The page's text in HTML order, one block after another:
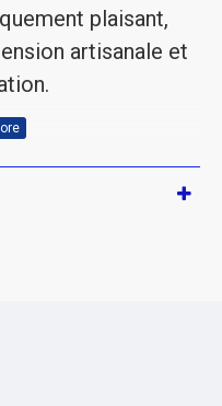
plaisant,
artisanale et